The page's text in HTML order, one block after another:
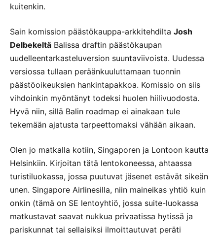
kuitenkin.
Sain komission päästökauppa-arkkitehdilta Josh
Delbekeltä Balissa draftin päästökaupan
uudelleentarkasteluversion suuntaviivoista. Uudessa
versiossa tullaan peräänkuuluttamaan tuonnin
päästöoikeuksien hankintapakkoa. Komissio on siis
vihdoinkin myöntänyt todeksi huolen hiilivuodosta.
Hyvä niin, sillä Balin roadmap ei ainakaan tule
tekemään ajatusta tarpeettomaksi vähään aikaan.
Olen jo matkalla kotiin, Singaporen ja Lontoon kautta
Helsinkiin. Kirjoitan tätä lentokoneessa, ahtaassa
turistiluokassa, jossa puutuvat jäsenet estävät sikeän
unen. Singapore Airlinesilla, niin maineikas yhtiö kuin
onkin (tämä on SE lentoyhtiö, jossa suite-luokassa
matkustavat saavat nukkua privaatissa hytissä ja
pariskunnat tai sellaisiksi ilmoittautuvat peräti